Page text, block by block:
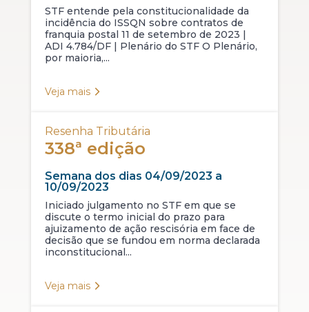
STF entende pela constitucionalidade da
incidência do ISSQN sobre contratos de
franquia postal 11 de setembro de 2023 |
ADI 4.784/DF | Plenário do STF O Plenário,
por maioria,...
Veja mais
Resenha Tributária
338ª edição
Semana dos dias 04/09/2023 a
10/09/2023
Iniciado julgamento no STF em que se
discute o termo inicial do prazo para
ajuizamento de ação rescisória em face de
decisão que se fundou em norma declarada
inconstitucional...
Veja mais